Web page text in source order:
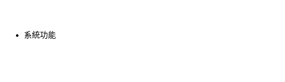
系統功能